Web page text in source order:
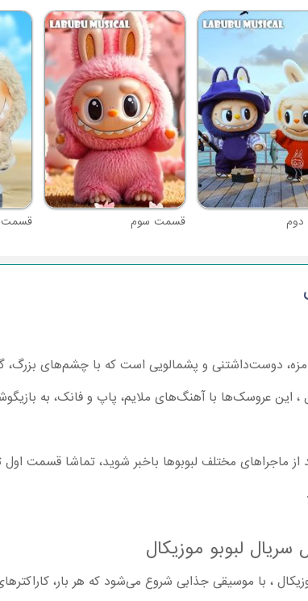
قسمت سوم قسمت
دوست‌داشتنی و پشمالویی است که با چشم‌های
، این عروسک‌ها با آهنگ‌های ملایم، پاپ و فانک، به
لبوبو موزیکال
، با موسیقی جذابی شروع می‌شود که هر بار،